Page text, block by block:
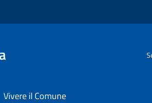
Vivere il Comune